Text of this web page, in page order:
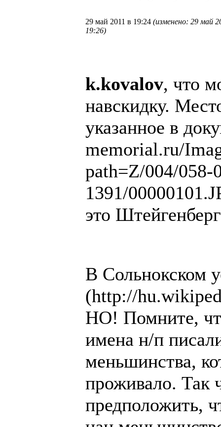
29 май 2011 в 19:24 (изменено: 29 май
19:26)
k.kovalov, что
навскидку.
указанное в
memorial.ru/
path=Z/004/058-
1391/
это
В Сольнокском
(http://
НО! Помните,
имена н/п
меньшинства,
проживало. Так
предположить,